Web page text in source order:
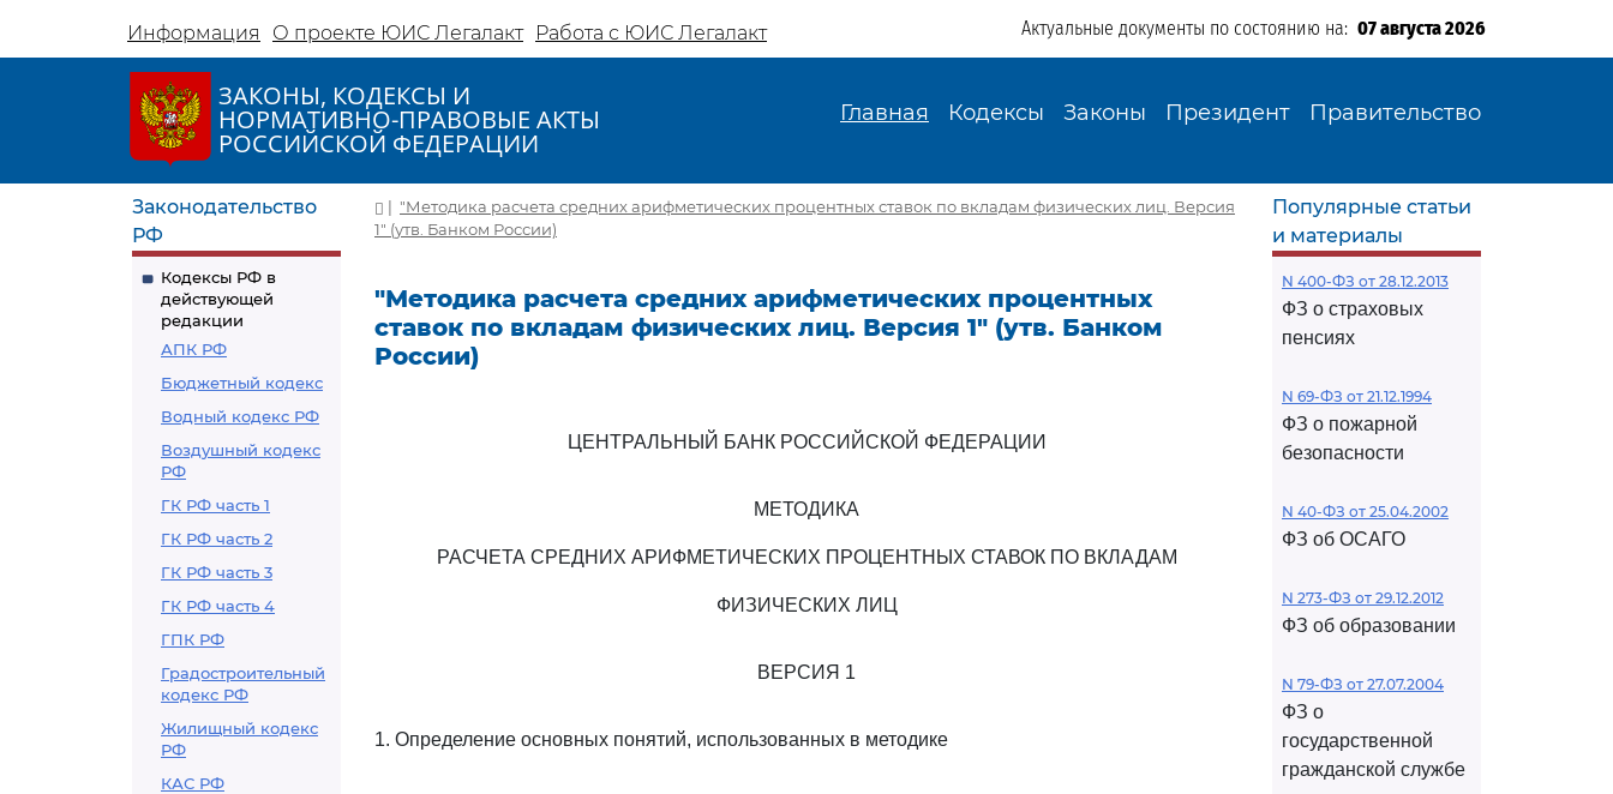
Информация О проекте ЮИС Легалакт Работа с ЮИС Легалакт Актуальные документы по состоянию на: 07 августа 2026
ЗАКОНЫ, КОДЕКСЫ И
НОРМАТИВНО-ПРАВОВЫЕ АКТЫ
РОССИЙСКОЙ ФЕДЕРАЦИИ
Главная Кодексы Законы Президент Правительство
Законодательство
РФ
Кодексы РФ в
действующей
редакции
АПК РФ
Бюджетный кодекс
Водный кодекс РФ
Воздушный кодекс
РФ
ГК РФ часть 1
ГК РФ часть 2
ГК РФ часть 3
ГК РФ часть 4
ГПК РФ
Градостроительный
кодекс РФ
Жилищный кодекс
РФ
КАС РФ
| "Методика расчета средних арифметических процентных ставок по вкладам физических лиц. Версия
1" (утв. Банком России)
"Методика расчета средних арифметических процентных
ставок по вкладам физических лиц. Версия 1" (утв. Банком
России)
ЦЕНТРАЛЬНЫЙ БАНК РОССИЙСКОЙ ФЕДЕРАЦИИ
МЕТОДИКА
РАСЧЕТА СРЕДНИХ АРИФМЕТИЧЕСКИХ ПРОЦЕНТНЫХ СТАВОК ПО ВКЛАДАМ
ФИЗИЧЕСКИХ ЛИЦ
ВЕРСИЯ 1
1. Определение основных понятий, использованных в методике
Популярные статьи
и материалы
N 400-ФЗ от 28.12.2013
ФЗ о страховых
пенсиях
N 69-ФЗ от 21.12.1994
ФЗ о пожарной
безопасности
N 40-ФЗ от 25.04.2002
ФЗ об ОСАГО
N 273-ФЗ от 29.12.2012
ФЗ об образовании
N 79-ФЗ от 27.07.2004
ФЗ о
государственной
гражданской службе